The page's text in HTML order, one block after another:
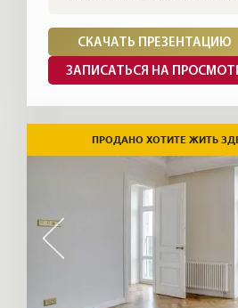
СКАЧАТЬ ПРЕЗЕНТАЦИЮ
ЗАПИСАТЬСЯ НА
ПРОДАНО ХОТИТЕ ЖИТЬ